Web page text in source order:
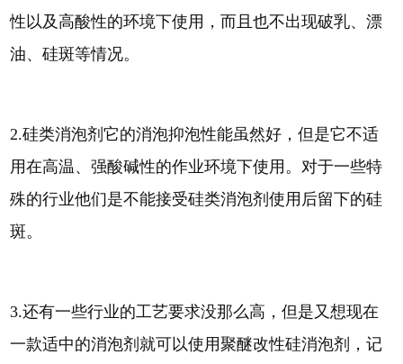
性以及高酸性的环境下使用，而且也不出现破乳、漂
油、硅斑等情况。
2.硅类消泡剂它的消泡抑泡性能虽然好，但是它不适
用在高温、强酸碱性的作业环境下使用。对于一些特
殊的行业他们是不能接受硅类消泡剂使用后留下的硅
斑。
3.还有一些行业的工艺要求没那么高，但是又想现在
一款适中的消泡剂就可以使用聚醚改性硅消泡剂，记